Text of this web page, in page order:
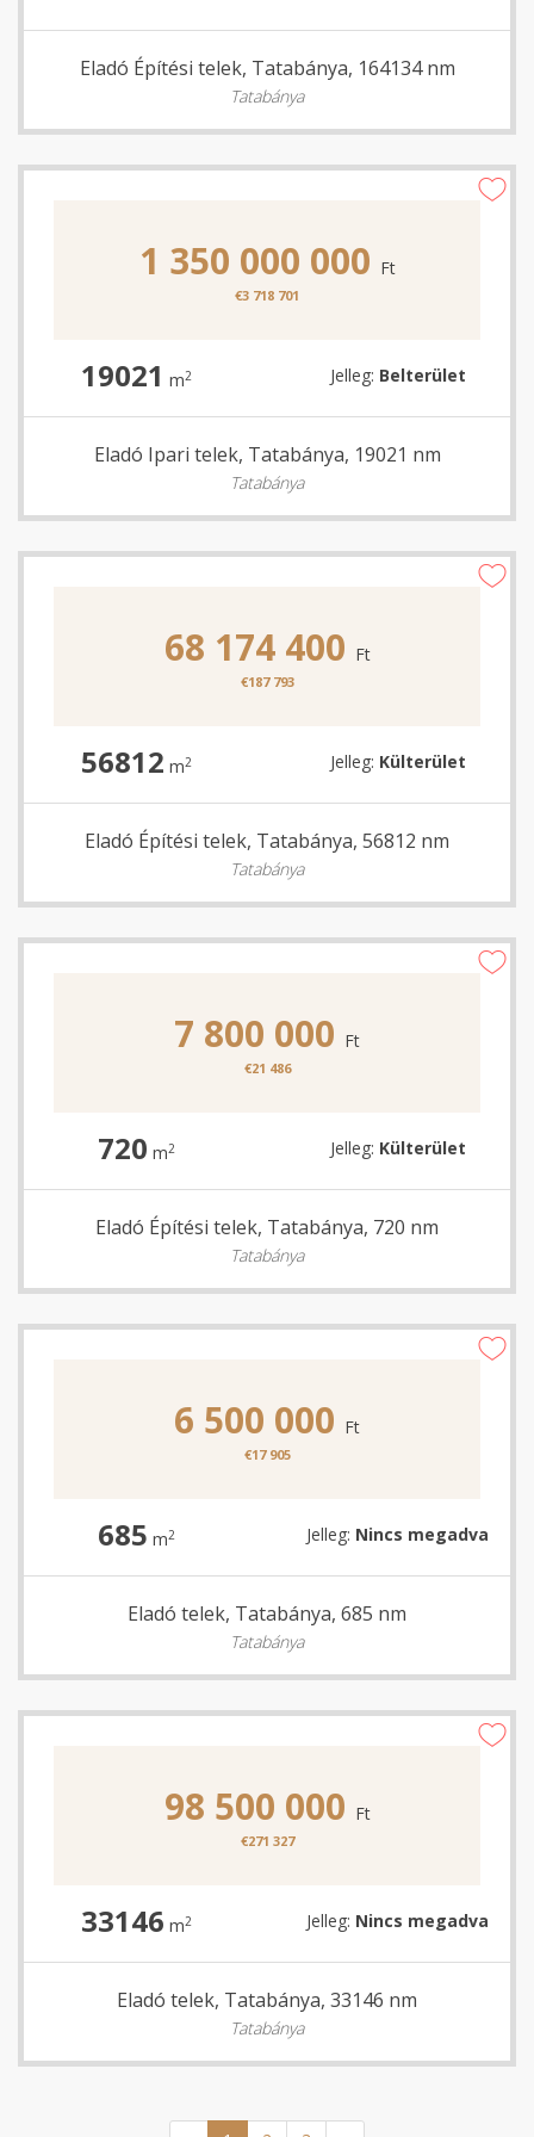
Eladó Építési telek, Tatabánya, 164134 nm
Tatabánya
1 350 000 000 Ft
€3 718 701
19021 m2 Jelleg: Belterület
Eladó Ipari telek, Tatabánya, 19021 nm
Tatabánya
68 174 400 Ft
€187 793
56812 m2 Jelleg: Külterület
Eladó Építési telek, Tatabánya, 56812 nm
Tatabánya
7 800 000 Ft
€21 486
720 m2 Jelleg: Külterület
Eladó Építési telek, Tatabánya, 720 nm
Tatabánya
6 500 000 Ft
€17 905
685 m2 Jelleg: Nincs megadva
Eladó telek, Tatabánya, 685 nm
Tatabánya
98 500 000 Ft
€271 327
33146 m2 Jelleg: Nincs megadva
Eladó telek, Tatabánya, 33146 nm
Tatabánya